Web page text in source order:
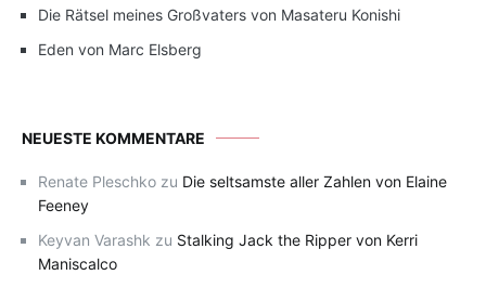
Die Rätsel meines Großvaters von Masateru Konishi
Eden von Marc Elsberg
NEUESTE KOMMENTARE
Renate Pleschko zu Die seltsamste aller Zahlen von Elaine
Feeney
Keyvan Varashk zu Stalking Jack the Ripper von Kerri
Maniscalco